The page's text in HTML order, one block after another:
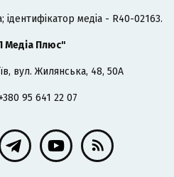
ідентифікатор медіа - R40-02163.
Медіа Плюс"
вул. Жилянська, 48, 50А
95 641 22 07